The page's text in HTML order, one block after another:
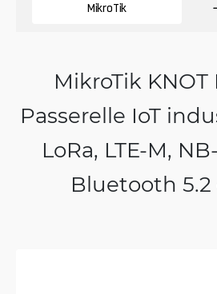
MikroTik
MikroTik KNOT
Passerelle IoT
LoRa, LTE-M,
Bluetooth 5.2